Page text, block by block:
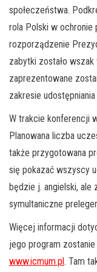
społeczeństwa.
rola Polski w
rozporządzenie
zabytki zostało
zaprezentowane
zakresie
W trakcie konferencji
Planowana liczba
także przygotowana
się pokazać wszyscy
będzie j. angielski, ale
symultaniczne
Więcej informacji
jego program
www.icmum.pl. Tam